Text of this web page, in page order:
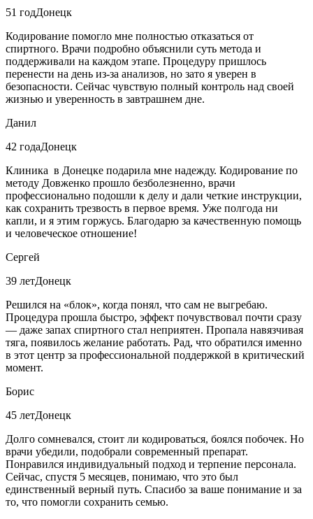
51 годДонецк
Кодирование помогло мне полностью отказаться от
спиртного. Врачи подробно объяснили суть метода и
поддерживали на каждом этапе. Процедуру пришлось
перенести на день из-за анализов, но зато я уверен в
безопасности. Сейчас чувствую полный контроль над своей
жизнью и уверенность в завтрашнем дне.
Данил
42 годаДонецк
Клиника в Донецке подарила мне надежду. Кодирование по
методу Довженко прошло безболезненно, врачи
профессионально подошли к делу и дали четкие инструкции,
как сохранить трезвость в первое время. Уже полгода ни
капли, и я этим горжусь. Благодарю за качественную помощь
и человеческое отношение!
Сергей
39 летДонецк
Решился на «блок», когда понял, что сам не выгребаю.
Процедура прошла быстро, эффект почувствовал почти сразу
— даже запах спиртного стал неприятен. Пропала навязчивая
тяга, появилось желание работать. Рад, что обратился именно
в этот центр за профессиональной поддержкой в критический
момент.
Борис
45 летДонецк
Долго сомневался, стоит ли кодироваться, боялся побочек. Но
врачи убедили, подобрали современный препарат.
Понравился индивидуальный подход и терпение персонала.
Сейчас, спустя 5 месяцев, понимаю, что это был
единственный верный путь. Спасибо за ваше понимание и за
то, что помогли сохранить семью.